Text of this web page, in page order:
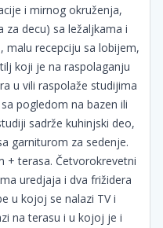
i mirnog okruženja,
za decu) sa ležaljkama i
malu recepciju sa lobijem,
koji je na raspolaganju
u vili raspolaže studijima
pogledom na bazen ili
sadrže kuhinjski deo,
garniturom za sedenje.
+ terasa. Četvorokrevetni
uredjaja i dva frižidera
u kojoj se nalazi TV i
na terasu i u kojoj je i